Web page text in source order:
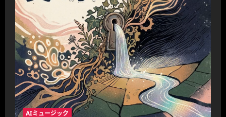
AIミュージック